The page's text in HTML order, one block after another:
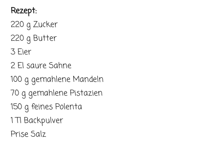
Rezept:
220 g Zucker
220 g Butter
3 Eier
2 El saure Sahne
100 g gemahlene Mandeln
70 g gemahlene Pistazien
150 g feines Polenta
1 Tl Backpulver
Prise Salz